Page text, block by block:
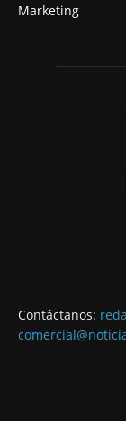
Marketing
Contáctanos: